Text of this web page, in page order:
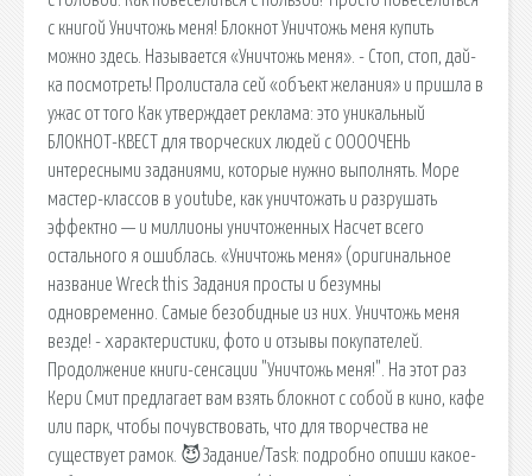
с книгой Уничтожь меня! Блокнот Уничтожь меня купить
можно здесь. Называется «Уничтожь меня». - Стоп, стоп, дай-
ка посмотреть! Пролистала сей «объект желания» и пришла в
ужас от того Как утверждает реклама: это уникальный
БЛОКНОТ-КВЕСТ для творческих людей с ООООЧЕНЬ
интересными заданиями, которые нужно выполнять. Море
мастер-классов в youtube, как уничтожать и разрушать
эффектно — и миллионы уничтоженных Насчет всего
остального я ошиблась. «Уничтожь меня» (оригинальное
название Wreck this Задания просты и безумны
одновременно. Самые безобидные из них. Уничтожь меня
везде! - характеристики, фото и отзывы покупателей.
Продолжение книги-сенсации "Уничтожь меня!". На этот раз
Кери Смит предлагает вам взять блокнот с собой в кино, кафе
или парк, чтобы почувствовать, что для творчества не
существует рамок. 😈Задание/Task: подробно опиши какое-